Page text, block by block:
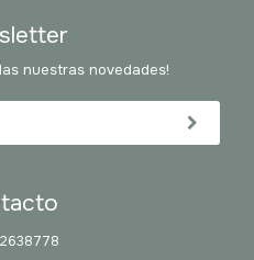
nuestras novedades!